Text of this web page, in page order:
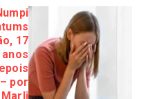
17
anos
– por
Marli